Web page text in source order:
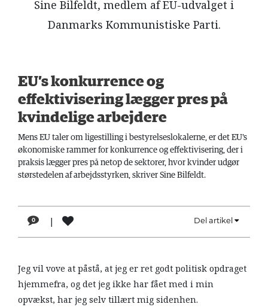
LÆSER
TIL
HISTORIE
TEORI
OM
ARBEJDEREN
Sine Bilfeldt, medlem af EU-udvalget i
Danmarks Kommunistiske Parti.
EU’s konkurrence og
effektivisering lægger pres på
kvindelige arbejdere
Mens EU taler om ligestilling i bestyrelseslokalerne, er det EU's
økonomiske rammer for konkurrence og effektivisering, der i
praksis lægger pres på netop de sektorer, hvor kvinder udgør
størstedelen af arbejdsstyrken, skriver Sine Bilfeldt.
0 | Del artikel
Jeg vil vove at påstå, at jeg er ret godt politisk opdraget
hjemmefra, og det jeg ikke har fået med i min
opvækst, har jeg selv tillært mig sidenhen.